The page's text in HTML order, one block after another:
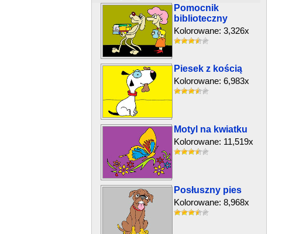
Pomocnik
biblioteczny
Kolorowane: 3,326x
Piesek z kością
Kolorowane: 6,983x
Motyl na kwiatku
Kolorowane: 11,519x
Posłuszny pies
Kolorowane: 8,968x